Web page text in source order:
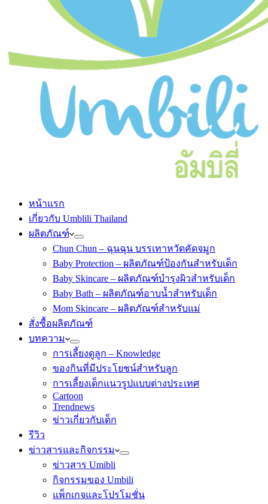
หน้าแรก
เกี่ยวกับ Umblili Thailand
ผลิตภัณฑ์
Chun Chun – ฉุนฉุน บรรเทาหวัดคัดจมูก
Baby Protection – ผลิตภัณฑ์ป้องกันสำหรับเด็ก
Baby Skincare – ผลิตภัณฑ์บำรุงผิวสำหรับเด็ก
Baby Bath – ผลิตภัณฑ์อาบน้ำสำหรับเด็ก
Mom Skincare – ผลิตภัณฑ์สำหรับแม่
สั่งซื้อผลิตภัณฑ์
บทความ
การเลี้ยงดูลูก – Knowledge
ของกินที่มีประโยชน์สำหรับลูก
การเลี้ยงเด็กแนวรูปแบบต่างประเทศ
Cartoon
Trendnews
ข่าวเกี่ยวกับเด็ก
รีวิว
ข่าวสารและกิจกรรม
ข่าวสาร Umibli
กิจกรรมของ Umbili
แพ็กเกจและโปรโมชั่น